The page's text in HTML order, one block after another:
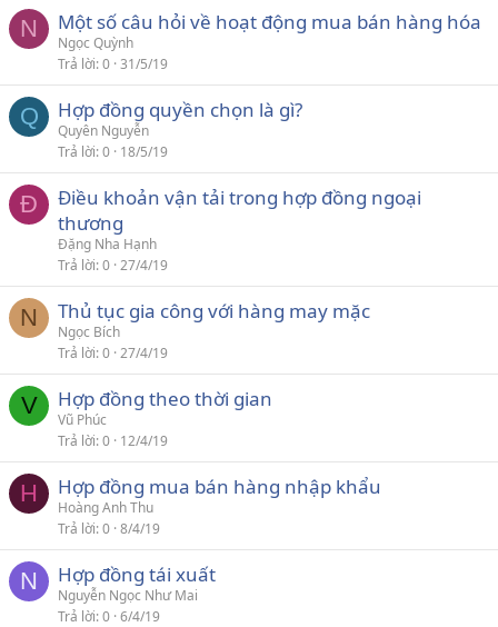
N Một số câu hỏi về hoạt động mua bán hàng hóa
Ngọc Quỳnh
Trả lời 0 31/5/19
Q Hợp đồng quyền chọn là gì?
Quyên Nguyễn
Trả lời 0 18/5/19
Đ
Điều khoản vận tải trong hợp đồng ngoại
thương
Đặng Nha Hạnh
Trả lời 0 27/4/19
N Thủ tục gia công với hàng may mặc
Ngọc Bích
Trả lời 0 27/4/19
V Hợp đồng theo thời gian
Vũ Phúc
Trả lời 0 12/4/19
H Hợp đồng mua bán hàng nhập khẩu
Hoàng Anh Thu
Trả lời 0 8/4/19
N Hợp đồng tái xuất
Nguyễn Ngọc Như Mai
Trả lời 0 6/4/19